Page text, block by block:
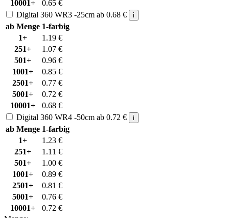
10001+
0.65 €
Digital 360 WR3 -25cm ab 0.68 € i
ab Menge 1-farbig
1+
1.19 €
251+
1.07 €
501+
0.96 €
1001+
0.85 €
2501+
0.77 €
5001+
0.72 €
10001+
0.68 €
Digital 360 WR4 -50cm ab 0.72 € i
ab Menge 1-farbig
1+
1.23 €
251+
1.11 €
501+
1.00 €
1001+
0.89 €
2501+
0.81 €
5001+
0.76 €
10001+
0.72 €